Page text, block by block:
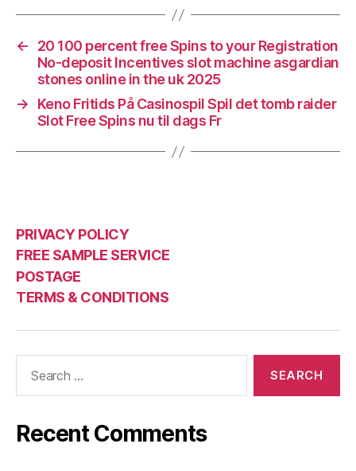
←
20 100 percent free Spins to your Registration
No-deposit Incentives slot machine asgardian
stones online in the uk 2025
→
Keno Fritids På Casinospil Spil det tomb raider
Slot Free Spins nu til dags Fr
PRIVACY POLICY
FREE SAMPLE SERVICE
POSTAGE
TERMS & CONDITIONS
Recent Comments